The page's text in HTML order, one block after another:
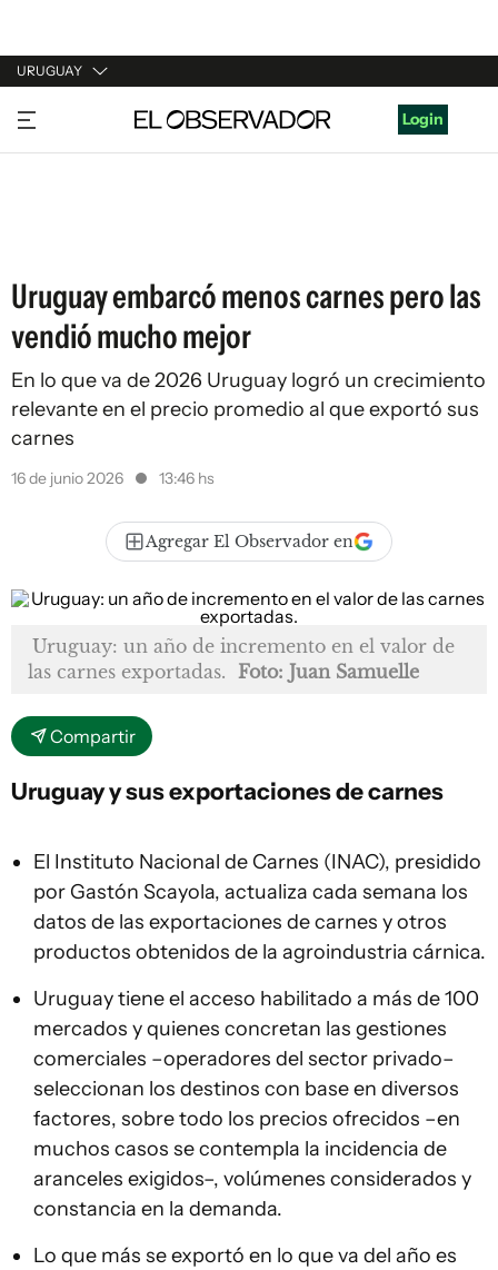
URUGUAY
URUGUAY
ARGENTINA
Login
Uruguay embarcó menos carnes pero las
vendió mucho mejor
En lo que va de 2026 Uruguay logró un crecimiento
relevante en el precio promedio al que exportó sus
carnes
16 de junio 2026 13:46 hs
Agregar El Observador en
Uruguay: un año de incremento en el valor de
las carnes exportadas. Foto: Juan Samuelle
Compartir
Uruguay y sus exportaciones de carnes
El Instituto Nacional de Carnes (INAC), presidido
por Gastón Scayola, actualiza cada semana los
datos de las exportaciones de carnes y otros
productos obtenidos de la agroindustria cárnica.
Uruguay tiene el acceso habilitado a más de 100
mercados y quienes concretan las gestiones
comerciales –operadores del sector privado–
seleccionan los destinos con base en diversos
factores, sobre todo los precios ofrecidos –en
muchos casos se contempla la incidencia de
aranceles exigidos–, volúmenes considerados y
constancia en la demanda.
Lo que más se exportó en lo que va del año es